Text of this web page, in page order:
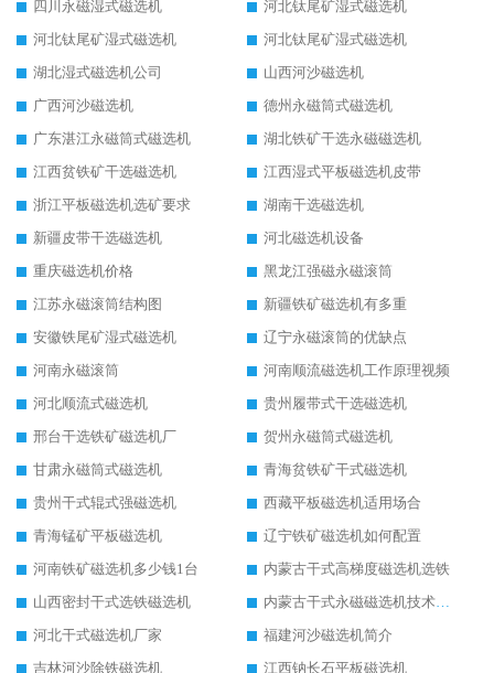
四川永磁湿式磁选机
河北钛尾矿湿式磁选机
河北钛尾矿湿式磁选机
河北钛尾矿湿式磁选机
湖北湿式磁选机公司
山西河沙磁选机
广西河沙磁选机
德州永磁筒式磁选机
广东湛江永磁筒式磁选机
湖北铁矿干选永磁磁选机
江西贫铁矿干选磁选机
江西湿式平板磁选机皮带
浙江平板磁选机选矿要求
湖南干选磁选机
新疆皮带干选磁选机
河北磁选机设备
重庆磁选机价格
黑龙江强磁永磁滚筒
江苏永磁滚筒结构图
新疆铁矿磁选机有多重
安徽铁尾矿湿式磁选机
辽宁永磁滚筒的优缺点
河南永磁滚筒
河南顺流磁选机工作原理视频
河北顺流式磁选机
贵州履带式干选磁选机
邢台干选铁矿磁选机厂
贺州永磁筒式磁选机
甘肃永磁筒式磁选机
青海贫铁矿干式磁选机
贵州干式辊式强磁选机
西藏平板磁选机适用场合
青海锰矿平板磁选机
辽宁铁矿磁选机如何配置
河南铁矿磁选机多少钱1台
内蒙古干式高梯度磁选机选铁
山西密封干式选铁磁选机
内蒙古干式永磁磁选机技术要求
河北干式磁选机厂家
福建河沙磁选机简介
吉林河沙除铁磁选机
江西钠长石平板磁选机